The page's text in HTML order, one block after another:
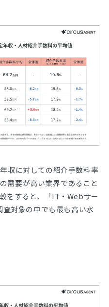
収に対しての紹介手数料率
需要が高い業界であること
をすると、「IT・Webサー
対象の中でも最も高い水